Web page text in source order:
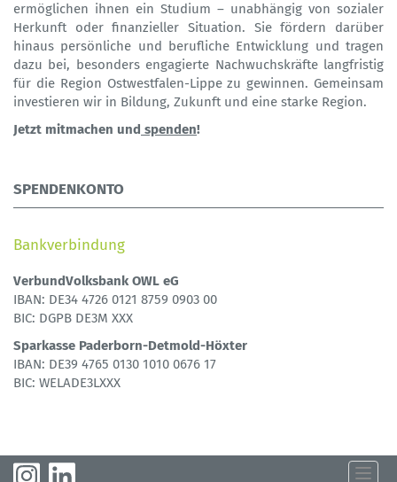
ermöglichen ihnen ein Studium – unabhängig von sozialer
Herkunft oder finanzieller Situation. Sie fördern darüber
hinaus persönliche und berufliche Entwicklung und tragen
dazu bei, besonders engagierte Nachwuchskräfte langfristig
für die Region Ostwestfalen-Lippe zu gewinnen. Gemeinsam
investieren wir in Bildung, Zukunft und eine starke Region.
Jetzt mitmachen und spenden!
SPENDENKONTO
Bankverbindung
VerbundVolksbank OWL eG
IBAN: DE34 4726 0121 8759 0903 00
BIC: DGPB DE3M XXX
Sparkasse Paderborn-Detmold-Höxter
IBAN: DE39 4765 0130 1010 0676 17
BIC: WELADE3LXXX
Toggle